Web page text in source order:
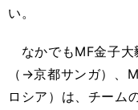
い。
なかでもMF金子大
（→京都サンガ）、
ロシア）は、チーム